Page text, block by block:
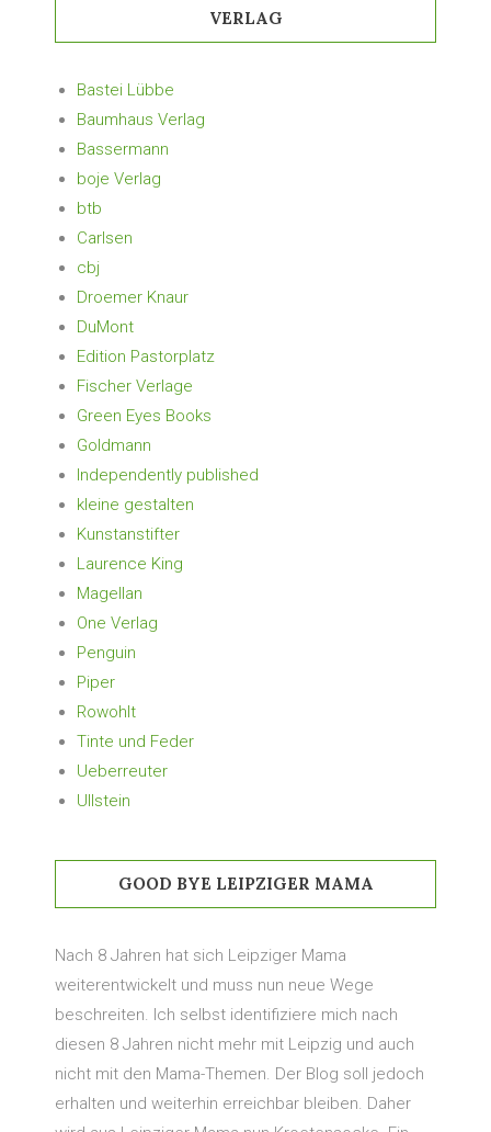
VERLAG
Bastei Lübbe
Baumhaus Verlag
Bassermann
boje Verlag
btb
Carlsen
cbj
Droemer Knaur
DuMont
Edition Pastorplatz
Fischer Verlage
Green Eyes Books
Goldmann
Independently published
kleine gestalten
Kunstanstifter
Laurence King
Magellan
One Verlag
Penguin
Piper
Rowohlt
Tinte und Feder
Ueberreuter
Ullstein
GOOD BYE LEIPZIGER MAMA
Nach 8 Jahren hat sich Leipziger Mama
weiterentwickelt und muss nun neue Wege
beschreiten. Ich selbst identifiziere mich nach
diesen 8 Jahren nicht mehr mit Leipzig und auch
nicht mit den Mama-Themen. Der Blog soll jedoch
erhalten und weiterhin erreichbar bleiben. Daher